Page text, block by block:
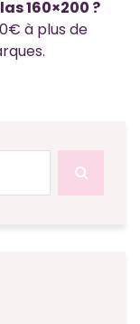
160×200 ?
à plus de